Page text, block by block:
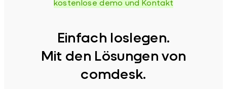
kostenlose demo und Kontakt
Einfach loslegen.
Mit den Lösungen von
comdesk.